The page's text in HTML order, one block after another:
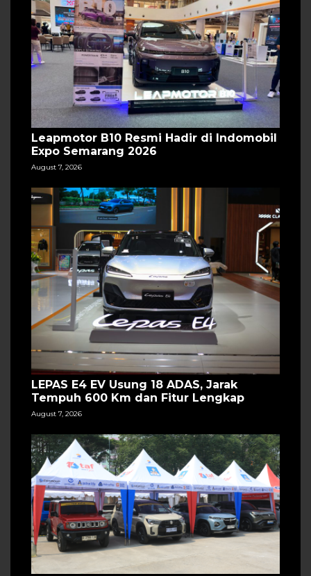
Leapmotor B10 Resmi Hadir di Indomobil
Expo Semarang 2026
August 7, 2026
LEPAS E4 EV Usung 18 ADAS, Jarak
Tempuh 600 Km dan Fitur Lengkap
August 7, 2026